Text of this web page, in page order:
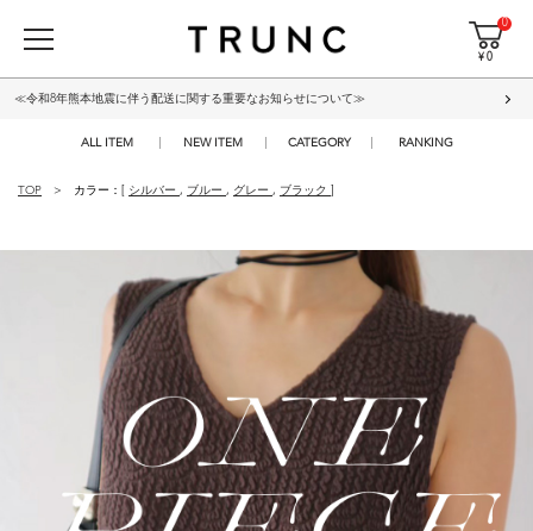
0
¥ 0
≪令和8年熊本地震に伴う配送に関する重要なお知らせについて≫
ALL ITEM NEW ITEM CATEGORY RANKING
TOP カラー：[ シルバー , ブルー , グレー , ブラック